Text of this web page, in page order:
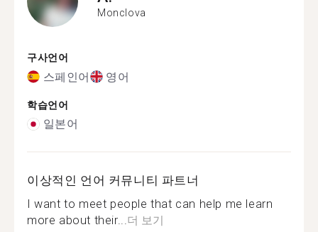
Monclova
구사언어
스페인어 영어
학습언어
일본어
이상적인 언어 커뮤니티 파트너
I want to meet people that can help me learn
more about their...더 보기